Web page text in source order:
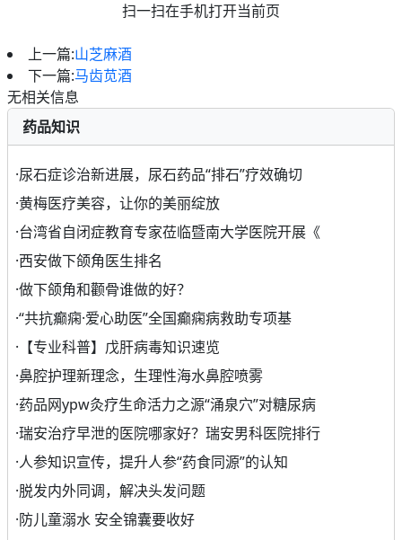
扫一扫在手机打开当前页
上一篇:山芝麻酒
下一篇:马齿苋酒
无相关信息
药品知识
·尿石症诊治新进展，尿石药品“排石”疗效确切
·黄梅医疗美容，让你的美丽绽放
·台湾省自闭症教育专家莅临暨南大学医院开展《
·西安做下颌角医生排名
·做下颌角和颧骨谁做的好？
·“共抗癫痫·爱心助医”全国癫痫病救助专项基
· 【专业科普】戊肝病毒知识速览
·鼻腔护理新理念，生理性海水鼻腔喷雾
·药品网ypw灸疗生命活力之源“涌泉穴”对糖尿病
·瑞安治疗早泄的医院哪家好？瑞安男科医院排行
·人参知识宣传，提升人参“药食同源”的认知
·脱发内外同调，解决头发问题
·防儿童溺水 安全锦囊要收好